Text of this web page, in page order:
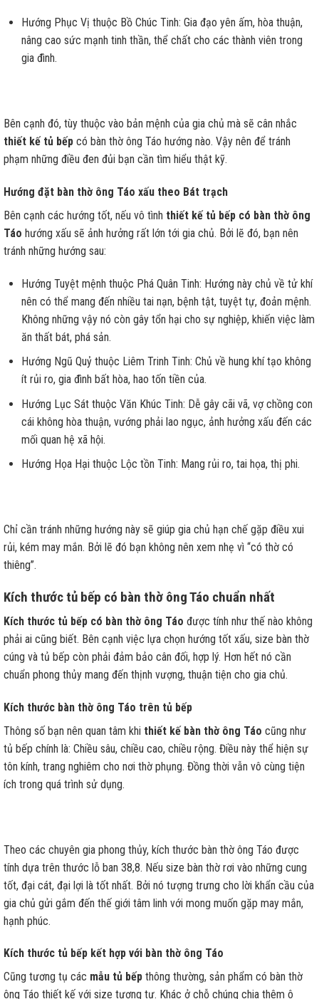
Hướng Phục Vị thuộc Bồ Chúc Tinh: Gia đạo yên ấm, hòa thuận,
nâng cao sức mạnh tinh thần, thể chất cho các thành viên trong
gia đình.
Bên cạnh đó, tùy thuộc vào bản mệnh của gia chủ mà sẽ cân nhắc
thiết kế tủ bếp có bàn thờ ông Táo hướng nào. Vậy nên để tránh
phạm những điều đen đủi bạn cần tìm hiểu thật kỹ.
Hướng đặt bàn thờ ông Táo xấu theo Bát trạch
Bên cạnh các hướng tốt, nếu vô tình thiết kế tủ bếp có bàn thờ ông
Táo hướng xấu sẽ ảnh hưởng rất lớn tới gia chủ. Bởi lẽ đó, bạn nên
tránh những hướng sau:
Hướng Tuyệt mệnh thuộc Phá Quân Tinh: Hướng này chủ về tử khí
nên có thể mang đến nhiều tai nạn, bệnh tật, tuyệt tự, đoản mệnh.
Không những vậy nó còn gây tổn hại cho sự nghiệp, khiến việc làm
ăn thất bát, phá sản.
Hướng Ngũ Quỷ thuộc Liêm Trinh Tinh: Chủ về hung khí tạo không
ít rủi ro, gia đình bất hòa, hao tốn tiền của.
Hướng Lục Sát thuộc Văn Khúc Tinh: Dễ gây cãi vã, vợ chồng con
cái không hòa thuận, vướng phải lao ngục, ảnh hưởng xấu đến các
mối quan hệ xã hội.
Hướng Họa Hại thuộc Lộc tồn Tinh: Mang rủi ro, tai họa, thị phi.
Chỉ cần tránh những hướng này sẽ giúp gia chủ hạn chế gặp điều xui
rủi, kém may mắn. Bởi lẽ đó bạn không nên xem nhẹ vì “có thờ có
thiêng”.
Kích thước tủ bếp có bàn thờ ông Táo chuẩn nhất
Kích thước tủ bếp có bàn thờ ông Táo được tính như thế nào không
phải ai cũng biết. Bên cạnh việc lựa chọn hướng tốt xấu, size bàn thờ
cúng và tủ bếp còn phải đảm bảo cân đối, hợp lý. Hơn hết nó cần
chuẩn phong thủy mang đến thịnh vượng, thuận tiện cho gia chủ.
Kích thước bàn thờ ông Táo trên tủ bếp
Thông số bạn nên quan tâm khi thiết kế bàn thờ ông Táo cũng như
tủ bếp chính là: Chiều sâu, chiều cao, chiều rộng. Điều này thể hiện sự
tôn kính, trang nghiêm cho nơi thờ phụng. Đồng thời vẫn vô cùng tiện
ích trong quá trình sử dụng.
Theo các chuyên gia phong thủy, kích thước bàn thờ ông Táo được
tính dựa trên thước lỗ ban 38,8. Nếu size bàn thờ rơi vào những cung
tốt, đại cát, đại lợi là tốt nhất. Bởi nó tượng trưng cho lời khẩn cầu của
gia chủ gửi gắm đến thế giới tâm linh với mong muốn gặp may mắn,
hạnh phúc.
Kích thước tủ bếp kết hợp với bàn thờ ông Táo
Cũng tương tụ các mẫu tủ bếp thông thường, sản phẩm có bàn thờ
ông Táo thiết kế với size tương tự. Khác ở chỗ chúng chia thêm ô